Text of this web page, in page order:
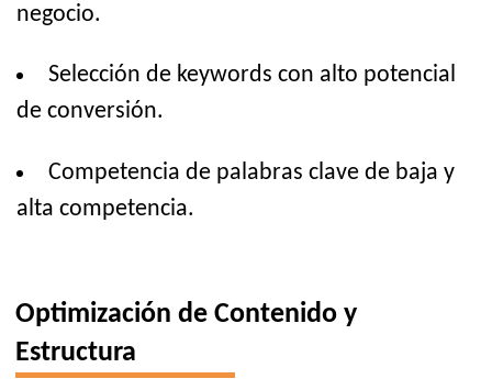
negocio.
Selección de keywords con alto potencial
de conversión.
Competencia de palabras clave de baja y
alta competencia.
Optimización de Contenido y
Estructura